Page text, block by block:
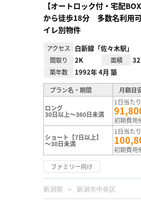
【オートロック付・宅配
から徒歩18分 多数名利用
イレ別物件
アクセス 白新線「佐々木駅」
間取り 2K 面積
築年数 1992年 4月 築
プラン名・期間 月額目
ロング
30日以上～360日未満
1日当た
初期費用
ショート【7日以上】
～30日未満
1日当た
初期費用
ファミリー向け
新潟県 新潟市中央区